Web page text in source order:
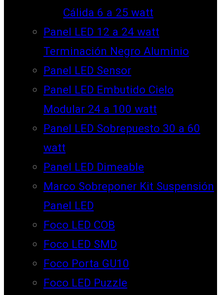
Cálida 6 a 25 watt
Panel LED 12 a 24 watt
Terminación Negro Aluminio
Panel LED Sensor
Panel LED Embutido Cielo
Modular 24 a 100 watt
Panel LED Sobrepuesto 30 a 60
watt
Panel LED Dimeable
Marco Sobreponer Kit Suspensión
Panel LED
Foco LED COB
Foco LED SMD
Foco Porta GU10
Foco LED Puzzle